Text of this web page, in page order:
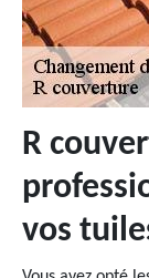
R
vos